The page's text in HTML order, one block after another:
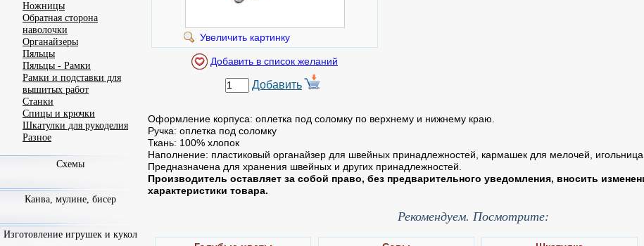
Увеличить картинку
Добавить
Оформление корпуса: оплетка под соломку по верхнему и нижнему краю.
Ручка: оплетка под соломку
Ткань: 100% хлопок
Наполнение: пластиковый органайзер для швейных принадлежностей, кармашек для мелочей, игольница.
Предназначена для хранения швейных и других принадлежностей.
Производитель оставляет за собой право, без предварительного уведомления, вносить
характеристики товара.
Рекомендуем. Посмотрите:
Ножницы
Обратная сторона
наволочки
Органайзеры
Пяльцы
Пяльцы - Рамки
Рамки и подставки для
вышитых работ
Станки
Спицы и крючки
Шкатулки для рукоделия
Разное
Схемы
Канва, мулине, бисер
Изготовление игрушек и кукол